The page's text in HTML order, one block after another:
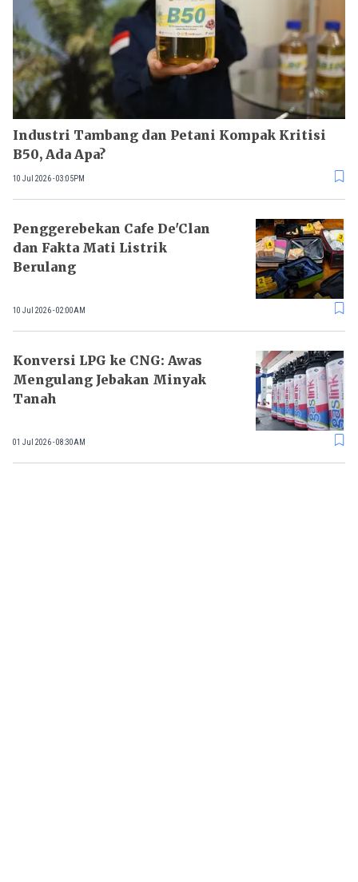
Industri Tambang dan Petani Kompak Kritisi
B50, Ada Apa?
10 Jul 2026 - 03:05PM
Penggerebekan Cafe De'Clan
dan Fakta Mati Listrik
Berulang
10 Jul 2026 - 02:00AM
Konversi LPG ke CNG: Awas
Mengulang Jebakan Minyak
Tanah
01 Jul 2026 - 08:30AM